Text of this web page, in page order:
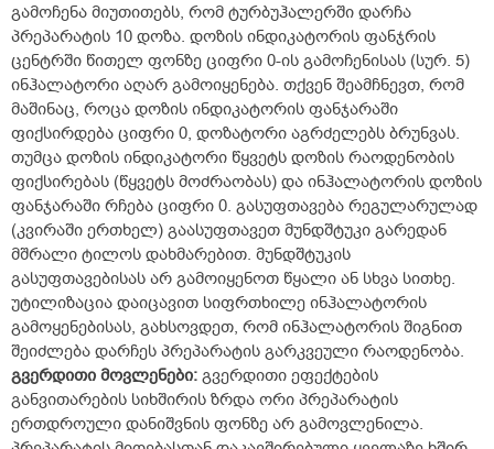
გამოჩენა მიუთითებს, რომ ტურბუჰალერში დარჩა
პრეპარატის 10 დოზა. დოზის ინდიკატორის ფანჯრის
ცენტრში წითელ ფონზე ციფრი 0-ის გამოჩენისას (სურ. 5)
ინჰალატორი აღარ გამოიყენება. თქვენ შეამჩნევთ, რომ
მაშინაც, როცა დოზის ინდიკატორის ფანჯარაში
ფიქსირდება ციფრი 0, დოზატორი აგრძელებს ბრუნვას.
თუმცა დოზის ინდიკატორი წყვეტს დოზის რაოდენობის
ფიქსირებას (წყვეტს მოძრაობას) და ინჰალატორის დოზის
ფანჯარაში რჩება ციფრი 0. გასუფთავება რეგულარულად
(კვირაში ერთხელ) გაასუფთავეთ მუნდშტუკი გარედან
მშრალი ტილოს დახმარებით. მუნდშტუკის
გასუფთავებისას არ გამოიყენოთ წყალი ან სხვა სითხე.
უტილიზაცია დაიცავით სიფრთხილე ინჰალატორის
გამოყენებისას, გახსოვდეთ, რომ ინჰალატორის შიგნით
შეიძლება დარჩეს პრეპარატის გარკვეული რაოდენობა.
გვერდითი მოვლენები: გვერდითი ეფექტების
განვითარების სიხშირის ზრდა ორი პრეპარატის
ერთდროული დანიშვნის ფონზე არ გამოვლენილა.